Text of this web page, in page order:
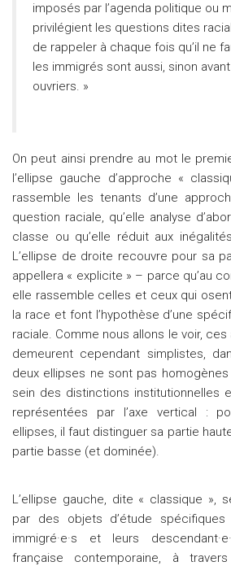
imposés par l’agenda politique ou
privilégient les questions dites
de rappeler à chaque fois qu’il ne
les immigrés sont aussi, sinon
ouvriers. »
On peut ainsi prendre au mot le
l’ellipse gauche d’approche «
rassemble les tenants d’une
question raciale, qu’elle analyse
classe ou qu’elle réduit aux
L’ellipse de droite recouvre pour sa
appellera « explicite » – parce qu’au
elle rassemble celles et ceux qui
la race et font l’hypothèse d’une
raciale. Comme nous allons le voir,
demeurent cependant simplistes,
deux ellipses ne sont pas
sein des distinctions institutionnelles
représentées par l’axe vertical :
ellipses, il faut distinguer sa partie
partie basse (et dominée).
L’ellipse gauche, dite « classique »,
par des objets d’étude
immigré·e·s et leurs
française contemporaine, à